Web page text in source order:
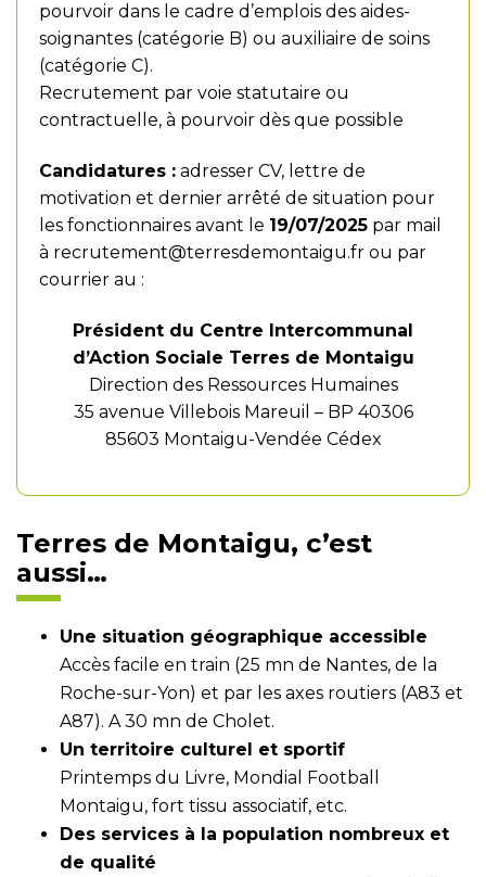
pourvoir dans le cadre d’emplois des aides-
soignantes (catégorie B) ou auxiliaire de soins
(catégorie C).
Recrutement par voie statutaire ou
contractuelle, à pourvoir dès que possible
Candidatures : adresser CV, lettre de
motivation et dernier arrêté de situation pour
les fonctionnaires avant le 19/07/2025 par mail
à recrutement@terresdemontaigu.fr ou par
courrier au :
Président du Centre Intercommunal
d’Action Sociale Terres de Montaigu
Direction des Ressources Humaines
35 avenue Villebois Mareuil – BP 40306
85603 Montaigu-Vendée Cédex
Terres de Montaigu, c’est
aussi…
Une situation géographique accessible
Accès facile en train (25 mn de Nantes, de la
Roche-sur-Yon) et par les axes routiers (A83 et
A87). A 30 mn de Cholet.
Un territoire culturel et sportif
Printemps du Livre, Mondial Football
Montaigu, fort tissu associatif, etc.
Des services à la population nombreux et
de qualité